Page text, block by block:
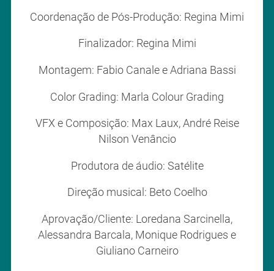
Coordenação de Pós-Produção: Regina Mimi
Finalizador: Regina Mimi
Montagem: Fabio Canale e Adriana Bassi
Color Grading: Marla Colour Grading
VFX e Composição: Max Laux, André Reise
Nilson Venâncio
Produtora de áudio: Satélite
Direção musical: Beto Coelho
Aprovação/Cliente: Loredana Sarcinella,
Alessandra Barcala, Monique Rodrigues e
Giuliano Carneiro